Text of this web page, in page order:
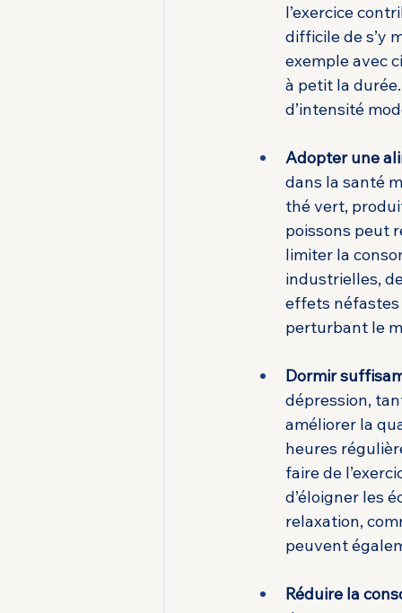
l’exercice
difficile de s’y
exemple avec
à petit la
d’intensité
Adopter une
dans la santé
thé vert,
poissons peut
limiter la
industrielles,
effets
perturbant le
Dormir
dépression,
améliorer la
heures
faire de
d’éloigner les
relaxation,
peuvent
Réduire la